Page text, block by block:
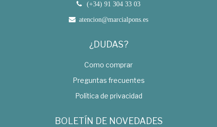
(+34) 91 304 33 03
atencion@marcialpons.es
¿DUDAS?
Como comprar
Preguntas frecuentes
Política de privacidad
BOLETÍN DE NOVEDADES